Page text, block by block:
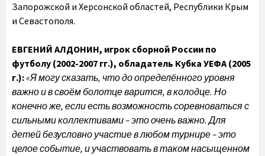
Запорожской и Херсонской областей, Республики Крым
и Севастополя.
ЕВГЕНИЙ АЛДОНИН, игрок сборной России по
футболу (2002-2007 гг.), обладатель Кубка УЕФА (2005
г.):«Я могу сказать, что до определённого уровня
важно и в своём болотце варится, в колодце. Но
конечно же, если есть возможность соревноваться с
сильными коллективами – это очень важно. Для
детей безусловно участие в любом турнире – это
целое событие, и участвовать в таком насыщенном